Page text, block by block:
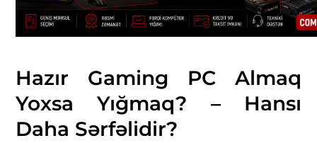
Hazır Gaming PC Almaq
Yoxsa Yığmaq? – Hansı
Daha Sərfəlidir?